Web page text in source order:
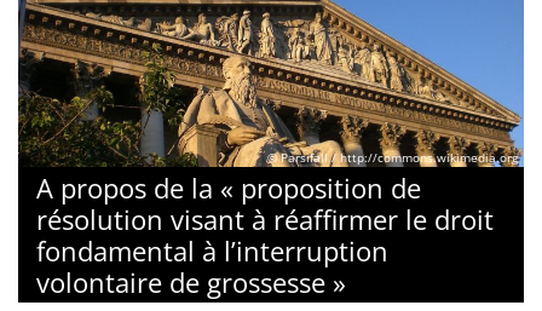
© Parsifall / http://commons.wikimedia.org
A propos de la « proposition de
résolution visant à réaffirmer le droit
fondamental à l’interruption
volontaire de grossesse »